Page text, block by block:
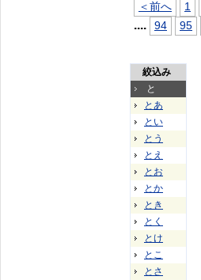
＜前へ 1
.... 94 95
絞込み
と
とあ
とい
とう
とえ
とお
とか
とき
とく
とけ
とこ
とさ